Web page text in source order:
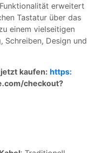
erweitert
Tastatur über das
einem vielseitigen
Schreiben, Design und
kaufen: https:
checkout?